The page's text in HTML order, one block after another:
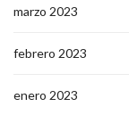
marzo 2023
febrero 2023
enero 2023